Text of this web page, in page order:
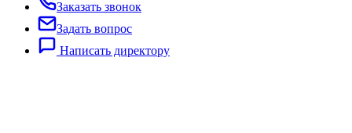
Заказать звонок
Задать вопрос
Написать директору